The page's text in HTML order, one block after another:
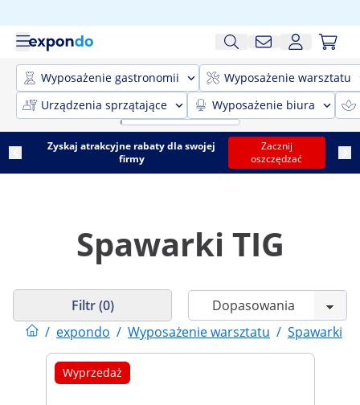
Wyposażenie gastronomii
Wyposażenie warsztatu
Urządzenia sprzątające
Wyposażenie biura
Zyskaj atrakcyjne rabaty dla swojej
firmy
Zacznij
oszczędzać
Spawarki TIG
/ expondo / Wyposażenie warsztatu / Spawarki
Filtr (0)
Wyprzedaż